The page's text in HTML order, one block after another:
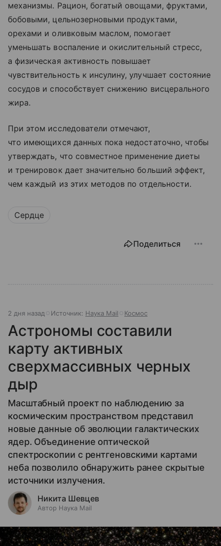
механизмы. Рацион, богатый овощами, фруктами,
бобовыми, цельнозерновыми продуктами,
орехами и оливковым маслом, помогает
уменьшать воспаление и окислительный стресс,
а физическая активность повышает
чувствительность к инсулину, улучшает состояние
сосудов и способствует снижению висцерального
жира.
При этом исследователи отмечают,
что имеющихся данных пока недостаточно, чтобы
утверждать, что совместное применение диеты
и тренировок дает значительно больший эффект,
чем каждый из этих методов по отдельности.
Сердце
Поделиться
2 дня назад Источник: Наука Mail Космос
Астрономы составили
карту активных
сверхмассивных черных
дыр
Масштабный проект по наблюдению за
космическим пространством представил
новые данные об эволюции галактических
ядер. Объединение оптической
спектроскопии с рентгеновскими картами
неба позволило обнаружить ранее скрытые
источники излучения.
Никита Шевцев
Автор Наука Mail